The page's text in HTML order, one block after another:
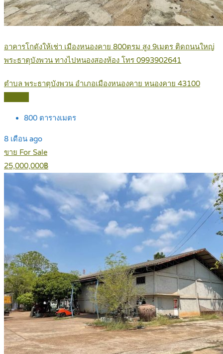
อาคารโกดังให้เช่า เมืองหนองคาย 800ตรม สูง 9เมตร ติดถนนใหญ่
พระธาตุบังพวน ทางไปหนองสองห้อง โทร 0993902641
ตำบล พระธาตุบังพวน อำเภอเมืองหนองคาย หนองคาย 43100
800 ตารางเมตร
8 เดือน ago
ขาย For Sale
25,000,000฿